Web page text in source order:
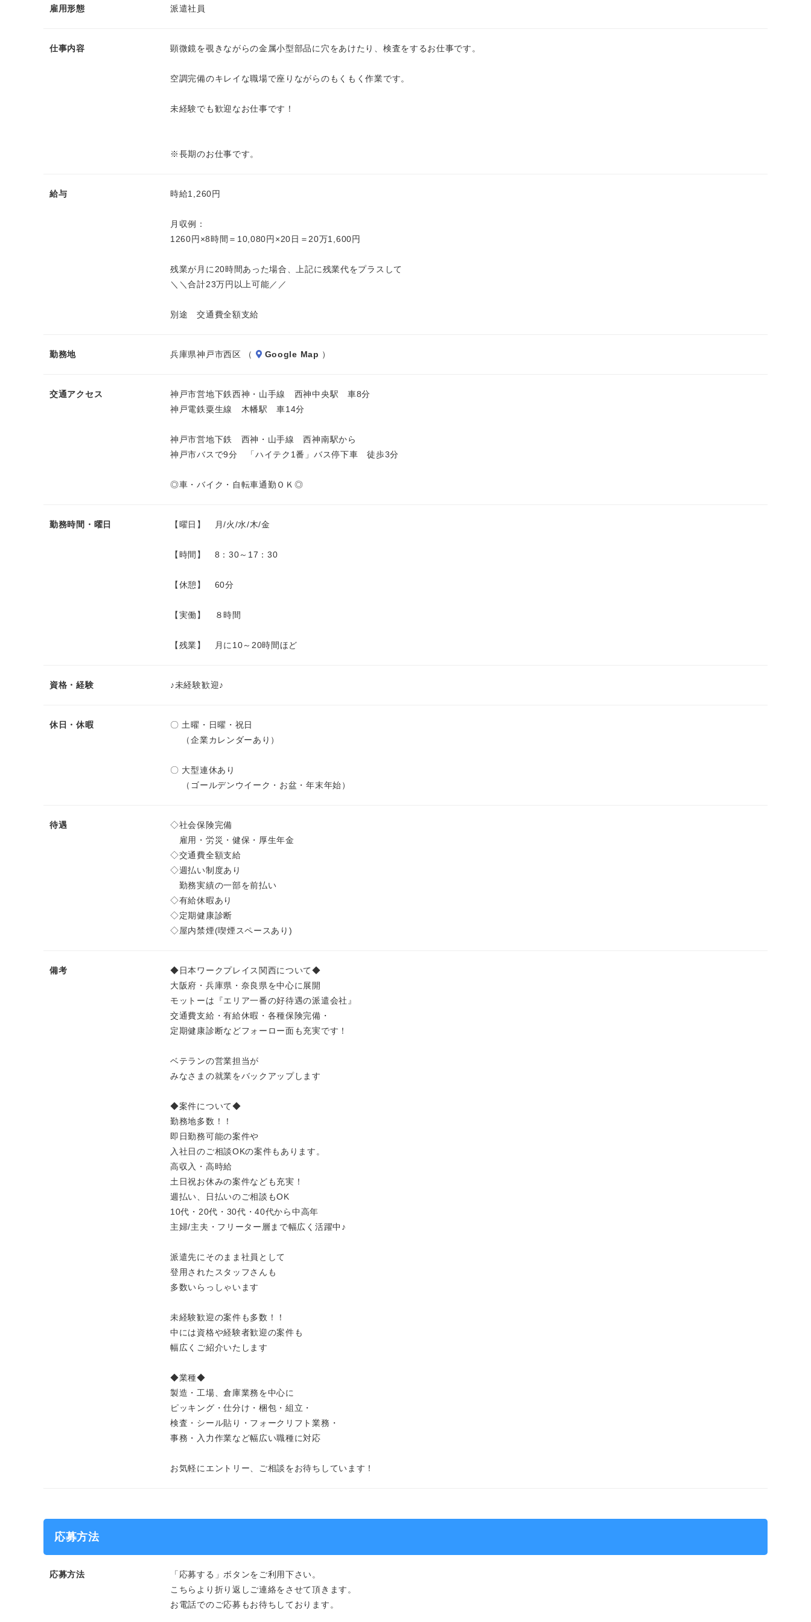
雇用形態 派遣社員
仕事内容 顕微鏡を覗きながらの金属小型部品に穴をあけたり、検査をするお仕事です。
空調完備のキレイな職場で座りながらのもくもく作業です。
未経験でも歓迎なお仕事です！
※長期のお仕事です。
給与 時給1,260円
月収例：
1260円×8時間＝10,080円×20日＝20万1,600円
残業が月に20時間あった場合、上記に残業代をプラスして
＼＼合計23万円以上可能／／
別途 交通費全額支給
勤務地 兵庫県神戸市西区 （ Google Map ）
交通アクセス
神戸市営地下鉄西神・山手線 西神中央駅 車8分
神戸電鉄粟生線 木幡駅 車14分
神戸市営地下鉄 西神・山手線 西神南駅から
神戸市バスで9分 「ハイテク1番」バス停下車 徒歩3分
◎車・バイク・自転車通勤ＯＫ◎
勤務時間・曜日 【曜日】 月/火/水/木/金
【時間】 8：30～17：30
【休憩】 60分
【実働】 ８時間
【残業】 月に10～20時間ほど
資格・経験 ♪未経験歓迎♪
休日・休暇
〇 土曜・日曜・祝日
（企業カレンダーあり）
〇 大型連休あり
（ゴールデンウイーク・お盆・年末年始）
待遇
◇社会保険完備
雇用・労災・健保・厚生年金
◇交通費全額支給
◇週払い制度あり
勤務実績の一部を前払い
◇有給休暇あり
◇定期健康診断
◇屋内禁煙(喫煙スペースあり)
備考
◆日本ワークプレイス関西について◆
大阪府・兵庫県・奈良県を中心に展開
モットーは『エリア一番の好待遇の派遣会社』
交通費支給・有給休暇・各種保険完備・
定期健康診断などフォーロー面も充実です！
ベテランの営業担当が
みなさまの就業をバックアップします
◆案件について◆
勤務地多数！！
即日勤務可能の案件や
入社日のご相談OKの案件もあります。
高収入・高時給
土日祝お休みの案件なども充実！
週払い、日払いのご相談もOK
10代・20代・30代・40代から中高年
主婦/主夫・フリーター層まで幅広く活躍中♪
派遣先にそのまま社員として
登用されたスタッフさんも
多数いらっしゃいます
未経験歓迎の案件も多数！！
中には資格や経験者歓迎の案件も
幅広くご紹介いたします
◆業種◆
製造・工場、倉庫業務を中心に
ピッキング・仕分け・梱包・組立・
検査・シール貼り・フォークリフト業務・
事務・入力作業など幅広い職種に対応
お気軽にエントリー、ご相談をお待ちしています！
応募方法
応募方法
「応募する」ボタンをご利用下さい。
こちらより折り返しご連絡をさせて頂きます。
お電話でのご応募もお待ちしております。